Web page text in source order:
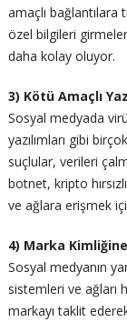
amaçlı bağlantılara
özel bilgileri
daha kolay oluyor.
3) Kötü Amaçlı
Sosyal medyada
yazılımları gibi
suçlular, verileri
botnet, kripto
ve ağlara erişmek
4) Marka
Sosyal medyanın
sistemleri ve ağları
markayı taklit